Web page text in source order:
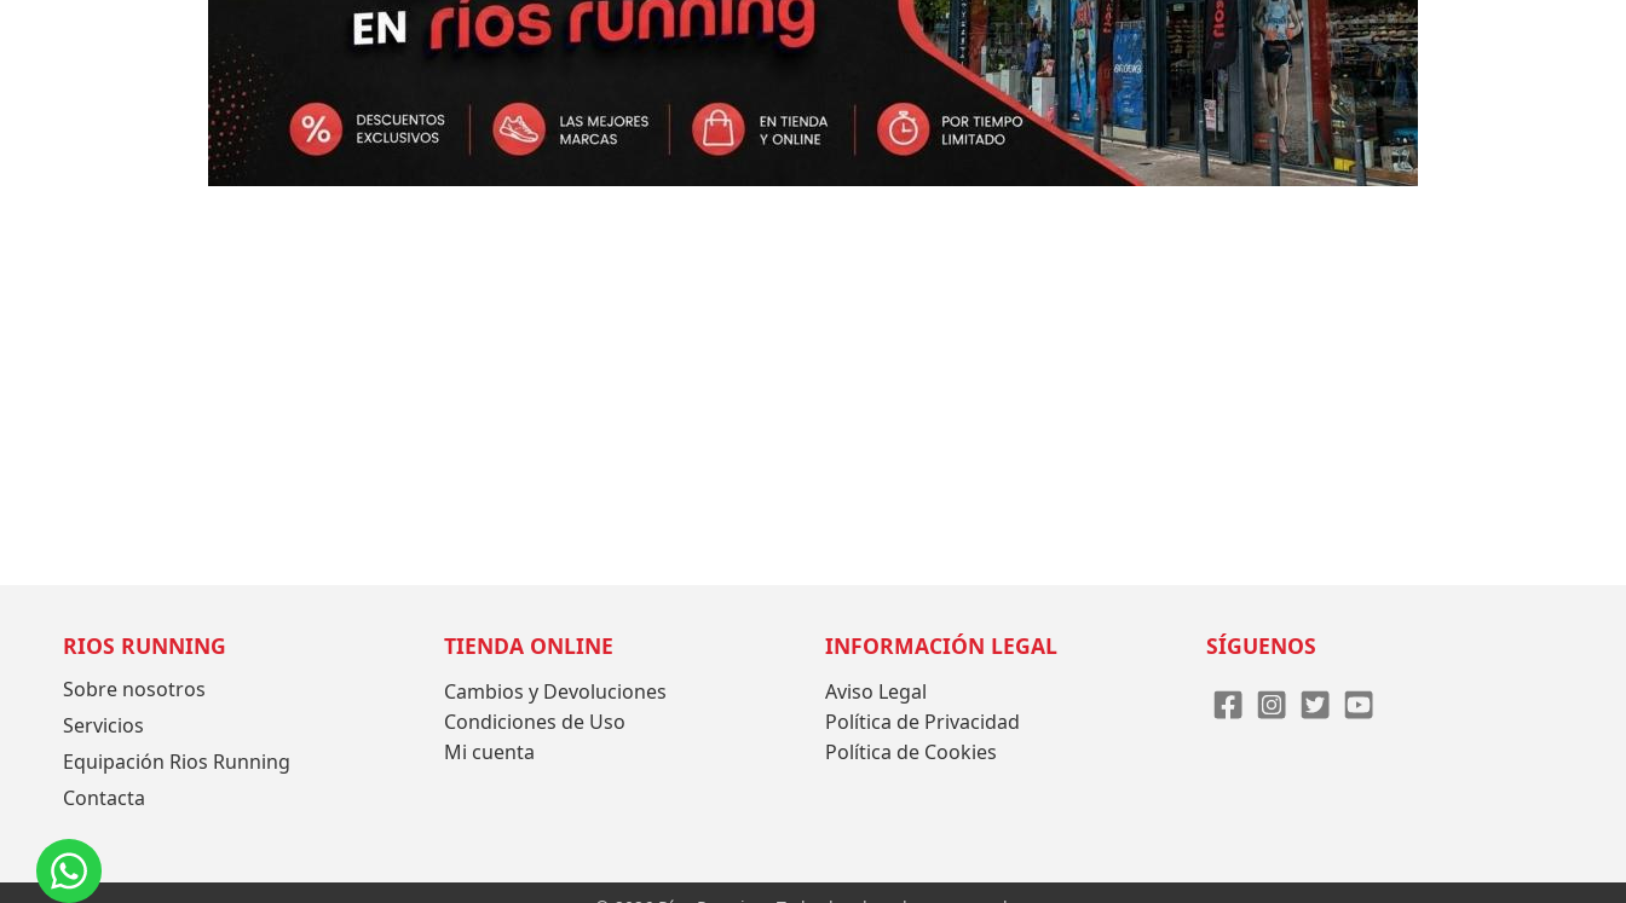
RIOS RUNNING
Sobre nosotros
Servicios
Equipación Rios Running
Contacta
TIENDA ONLINE
Cambios y Devoluciones
Condiciones de Uso
Mi cuenta
INFORMACIÓN LEGAL
Aviso Legal
Política de Privacidad
Política de Cookies
SÍGUENOS